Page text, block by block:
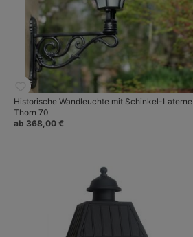
Historische Wandleuchte mit Schinkel-Laterne
Thorn 70
ab 368,00 €